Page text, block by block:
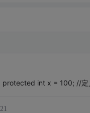
protected int x = 100; //